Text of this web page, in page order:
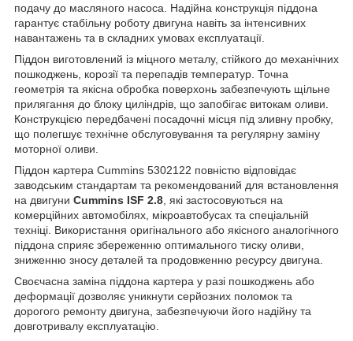
подачу до масляного насоса. Надійна конструкція піддона
гарантує стабільну роботу двигуна навіть за інтенсивних
навантажень та в складних умовах експлуатації.
Піддон виготовлений із міцного металу, стійкого до механічних
пошкоджень, корозії та перепадів температур. Точна
геометрія та якісна обробка поверхонь забезпечують щільне
прилягання до блоку циліндрів, що запобігає витокам оливи.
Конструкцією передбачені посадочні місця під зливну пробку,
що полегшує технічне обслуговування та регулярну заміну
моторної оливи.
Піддон картера Cummins 5302122 повністю відповідає
заводським стандартам та рекомендований для встановлення
на двигуни Cummins ISF 2.8 , які застосовуються на
комерційних автомобілях, мікроавтобусах та спеціальній
техніці. Використання оригінального або якісного аналогічного
піддона сприяє збереженню оптимального тиску оливи,
зниженню зносу деталей та продовженню ресурсу двигуна.
Своєчасна заміна піддона картера у разі пошкоджень або
деформації дозволяє уникнути серйозних поломок та
дорогого ремонту двигуна, забезпечуючи його надійну та
довготривалу експлуатацію.